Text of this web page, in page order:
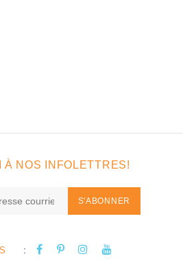
À NOS INFOLETTRES!
S'ABONNER
: